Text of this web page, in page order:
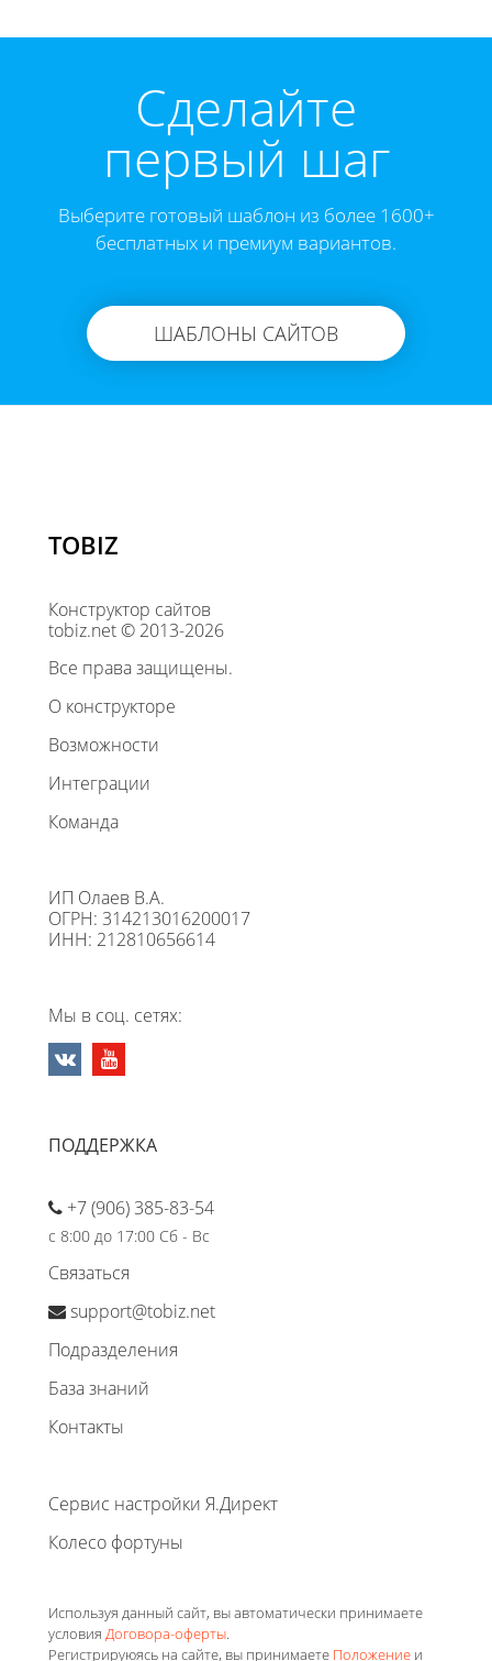
Cделайте
первый шаг
Выберите готовый шаблон из более 1600+
бесплатных и премиум вариантов.
ШАБЛОНЫ САЙТОВ
TOBIZ
Конструктор сайтов
tobiz.net © 2013-2026
Все права защищены.
О конструкторе
Возможности
Интеграции
Команда
ИП Олаев В.А.
ОГРН: 314213016200017
ИНН: 212810656614
Мы в соц. сетях:
ПОДДЕРЖКА
+7 (906) 385-83-54
с 8:00 до 17:00 Сб - Вс
Связаться
support@tobiz.net
Подразделения
База знаний
Контакты
Сервис настройки Я.Директ
Колесо фортуны
Используя данный сайт, вы автоматически принимаете
условия Договора-оферты.
Регистрируюясь на сайте, вы принимаете Положение и